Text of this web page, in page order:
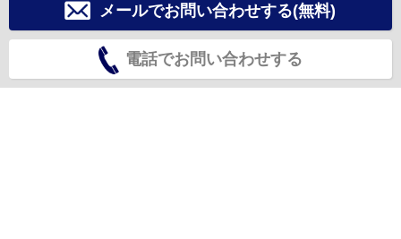
メールでお問い合わせする(無料)
電話でお問い合わせする